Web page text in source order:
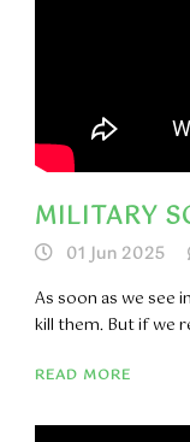
MILITARY
01 Jun 2025
As soon as we see
kill them. But if we
READ MORE